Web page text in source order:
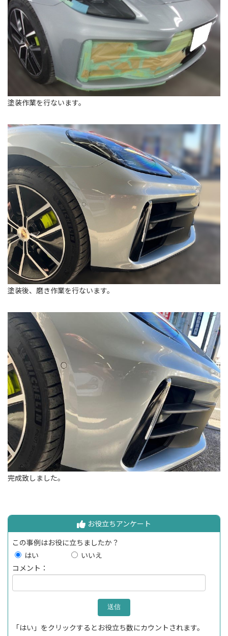
塗装作業を行ないます。
塗装後、磨き作業を行ないます。
完成致しました。
お役立ちアンケート
この事例はお役に立ちましたか？
はい
いいえ
コメント：
「はい」をクリックするとお役立ち数にカウントされます。